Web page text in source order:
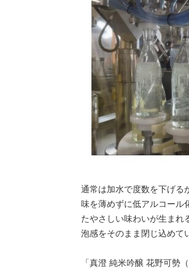
通常は加水で度数を下げる
味を薄めずに低アルコール
たやさしい味わいが生まれ
泡感をそのまま閉じ込めて
「真澄 純米吟醸 花野可勢